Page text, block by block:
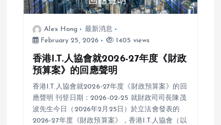
Alex Hong
最新消息
February 25, 2026
1405 views
香港I.T.人協會就2026-27年度《財政
預算案》的回應聲明
香港I.T.人協會就2026-27年度《財政預算案》的回
應聲明 刊登日期：2026-02-25 就財政司司長陳茂
波先生今日（2026年2月25日）於立法會發表的
2026-27年度《財政預算案》，香港I.T.人協會（以